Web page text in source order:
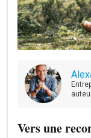
Vers une